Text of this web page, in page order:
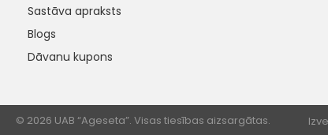
Sastāva apraksts
Blogs
Dāvanu kupons
© 2026 UAB “Ageseta”. Visas tiesības aizsargātas.